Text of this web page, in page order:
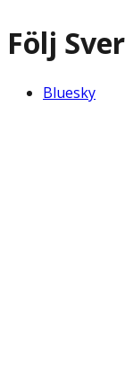
Följ
Bluesky